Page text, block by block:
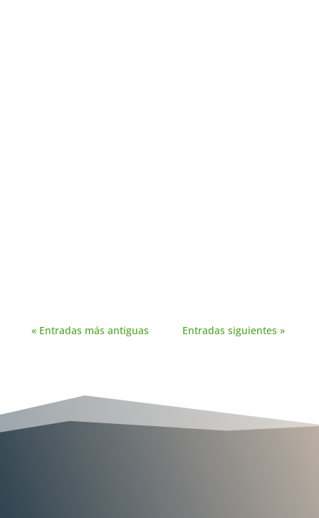
« Entradas más antiguas Entradas siguientes »